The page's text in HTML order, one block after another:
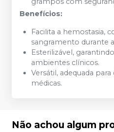
Benefícios:
Facilita a hemostasia,
sangramento durante
Esterilizável,
ambientes clínicos.
Versátil, adequada
médicas.
Não achou algum